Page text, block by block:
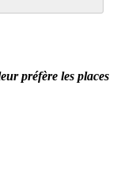
préfère les places